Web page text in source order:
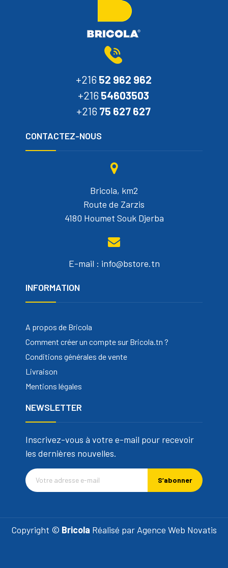
+216 52 962 962
+216 54603503
+216 75 627 627
CONTACTEZ-NOUS
Bricola, km2
Route de Zarzis
4180 Houmet Souk Djerba
E-mail : info@bstore.tn
INFORMATION
A propos de Bricola
Comment créer un compte sur Bricola.tn ?
Conditions générales de vente
Livraison
Mentions légales
NEWSLETTER
Inscrivez-vous à votre e-mail pour recevoir
les dernières nouvelles.
S’abonner
Copyright © Bricola Réalisé par Agence Web Novatis